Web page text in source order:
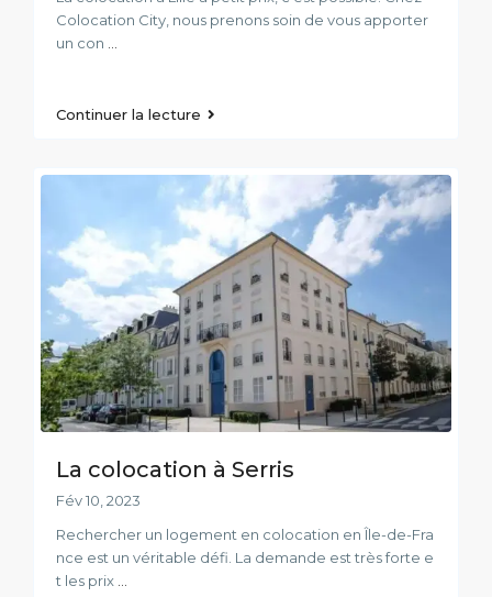
Colocation City, nous prenons soin de vous apporter
un con
Continuer la lecture
La colocation à Serris
Fév 10, 2023
Rechercher un logement en colocation en Île-de-Fra
nce est un véritable défi. La demande est très forte e
t les prix